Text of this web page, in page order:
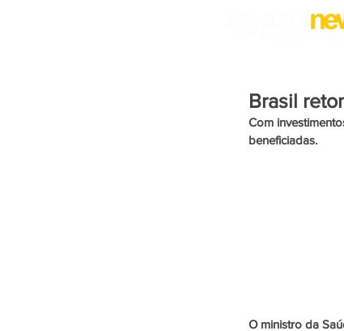
Brasil
Com
beneficiadas.
O ministro da